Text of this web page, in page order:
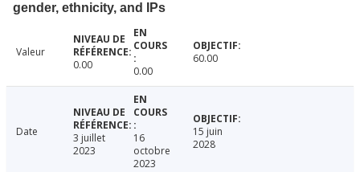
gender, ethnicity, and IPs
Valeur
0.00
0.00
60.00
Date
3 juillet
2023
16
octobre
2023
15 juin
2028